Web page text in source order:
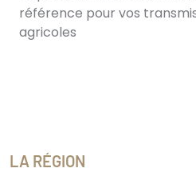
référence pour vos
agricoles
LA RÉGION